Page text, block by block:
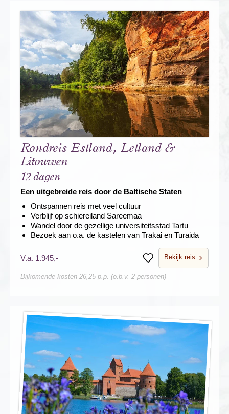
Rondreis Estland, Letland &
Litouwen
12 dagen
Een uitgebreide reis door de Baltische Staten
Ontspannen reis met veel cultuur
Verblijf op schiereiland Sareemaa
Wandel door de gezellige universiteitsstad Tartu
Bezoek aan o.a. de kastelen van Trakai en Turaida
V.a. 1.945,- BewarenBekijk reis
Bijkomende kosten 26,25 p.p. (o.b.v. 2 personen)